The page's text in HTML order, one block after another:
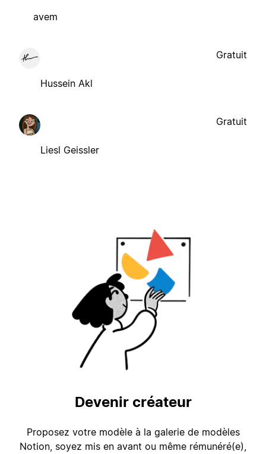
avem
Hussein Akl
Gratuit
Liesl Geissler
Gratuit
Devenir créateur
Proposez votre modèle à la galerie de modèles
Notion, soyez mis en avant ou même rémunéré(e),